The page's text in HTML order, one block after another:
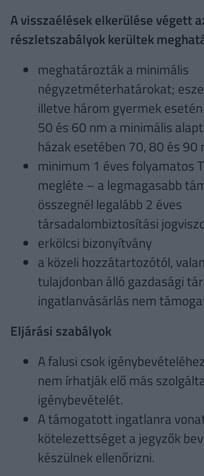
A visszaélések elkerülése végett
részletszabályok kerültek
meghatározták a minimális
négyzetméterhatárokat;
illetve három gyermek
50 és 60 nm a minimális
házak esetében 70, 80 és 90
minimum 1 éves folyamatos
megléte – a legmagasabb
összegnél legalább 2 éves
társadalombiztosítási
erkölcsi bizonyítvány
a közeli hozzátartozótól,
tulajdonban álló gazdasági
ingatlanvásárlás nem
Eljárási szabályok
A falusi csok
nem írhatják elő más
igénybevételét.
A támogatott ingatlanra
kötelezettséget a jegyzők
készülnek ellenőrizni.